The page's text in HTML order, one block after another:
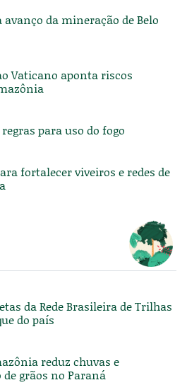
da mineração de Belo
Vaticano aponta riscos
para uso do fogo
fortalecer viveiros e redes de
da Rede Brasileira de Trilhas
do país
reduz chuvas e
grãos no Paraná